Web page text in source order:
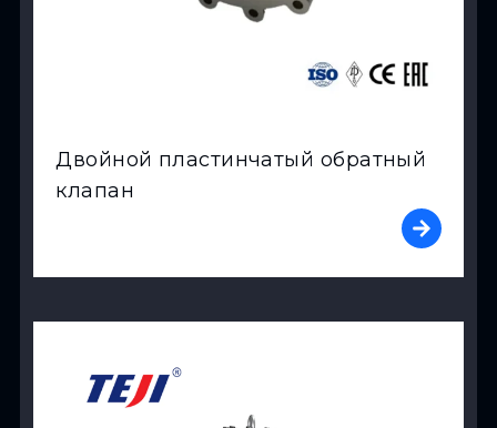
Двойной пластинчатый обратный
клапан